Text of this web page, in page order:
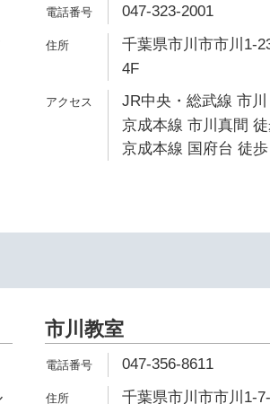
047-323-2001
千葉県市川市市川1-
4F
JR中央・総武線 市
京成本線 市川真間
京成本線 国府台 徒
市川教室
047-356-8611
千葉県市川市市川1-